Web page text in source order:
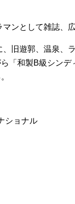
ンとして雑誌、
旧遊郭、温泉、
「和製B級シン
ショナル